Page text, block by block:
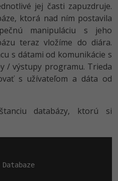
jej časti zapuzdruje.
ktorá nad ním postavila
manipuláciu s jeho
teraz vložíme do diára.
s dátami od komunikácie s
/ výstupy programu. Trieda
s užívateľom a dáta od
databázy, ktorú si
Databaze